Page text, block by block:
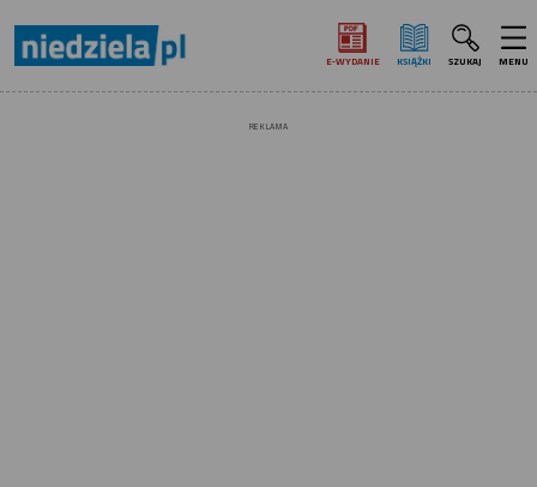
E‑WYDANIE KSIĄŻKI SZUKAJ MENU
REKLAMA